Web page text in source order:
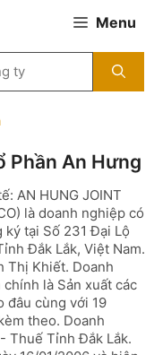
Menu
Phần An Hưng
AN HUNG JOINT
là doanh nghiệp có
ký tại Số 231 Đại Lộ
Đắk Lắk, Việt Nam.
Thị Khiết. Doanh
là Sản xuất các
đâu cùng với 19
theo. Doanh
Thuế Tỉnh Đắk Lắk.